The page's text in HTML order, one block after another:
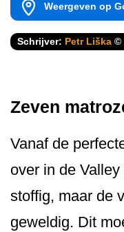
Weergeven op
Schrijver: Petr Liška ©
Zeven
Vanaf de
over in de
stoffig, maar de
geweldig. Dit